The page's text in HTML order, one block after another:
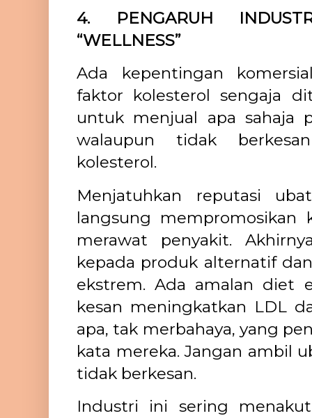
4. PENGARUH
“WELLNESS”
Ada kepentingan
faktor kolesterol sengaja
untuk menjual apa sahaja
walaupun tidak
kolesterol.
Menjatuhkan reputasi
langsung mempromosikan
merawat penyakit.
kepada produk alternatif
ekstrem. Ada amalan diet
kesan meningkatkan LDL
apa, tak merbahaya, yang
kata mereka. Jangan ambil
tidak berkesan.
Industri ini sering